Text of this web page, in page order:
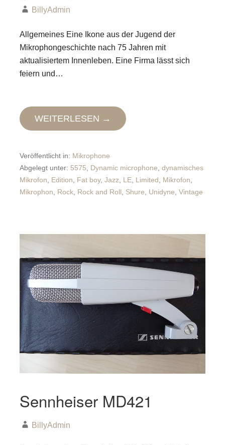
BillyAdmin
Allgemeines Eine Ikone aus der Jugend der
Mikrophongeschichte nach 75 Jahren mit
aktualisiertem Innenleben. Eine Firma lässt sich
feiern und…
WEITERLESEN →
Veröffentlicht in: Mikrophone
Abgelegt unter: 5575 Dynamic microphone dynamisches
Mikrofon
Edition Fat boy, Jazz LE Limited Mikrofon
Mikrophon
Rock Rock and Roll Shure Unidyne Vintage
Sennheiser MD421
BillyAdmin